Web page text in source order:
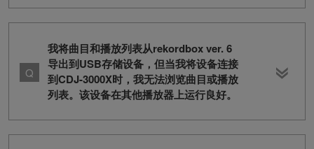
我将曲目和播放列表从rekordbox ver. 6
导出到USB存储设备，但当我将设备连接
到CDJ-3000X时，我无法浏览曲目或播放
列表。该设备在其他播放器上运行良好。